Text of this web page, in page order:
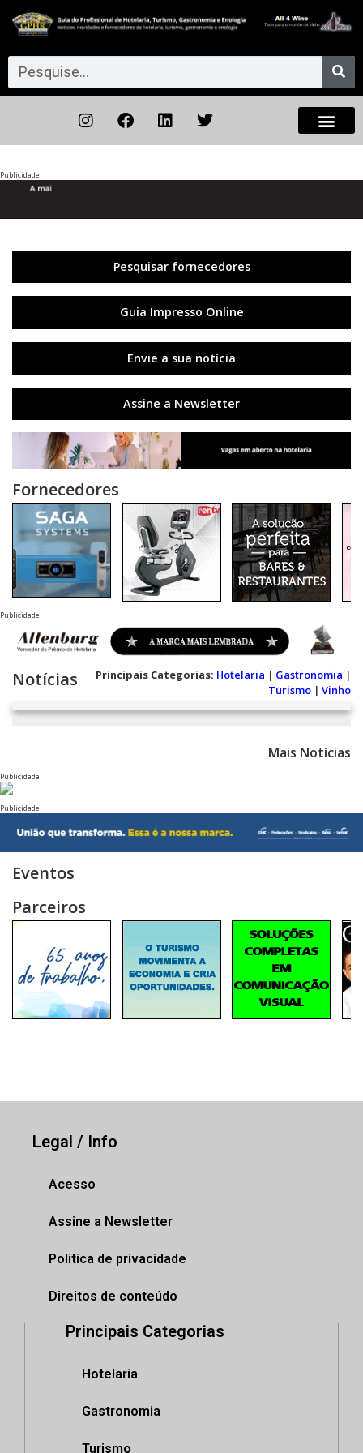
Publicidade
Pesquisar fornecedores
Guia Impresso Online
Envie a sua notícia
Assine a Newsletter
Fornecedores
Publicidade
Notícias Principais Categorias: Hotelaria | Gastronomia |
Turismo | Vinho
Mais Notícias
Publicidade
Publicidade
Eventos
Parceiros
Legal / Info
Acesso
Assine a Newsletter
Politica de privacidade
Direitos de conteúdo
Principais Categorias
Hotelaria
Gastronomia
Turismo